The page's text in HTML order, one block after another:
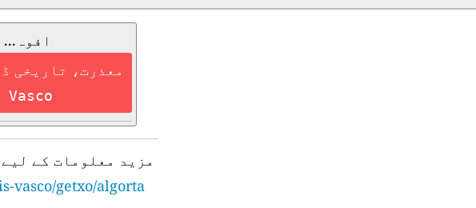
معذرت، تاریخی
مزید معلومات کے
vasco/getxo/algorta